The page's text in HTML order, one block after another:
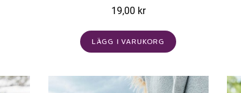
19,00 kr
LÄGG I VARUKORG